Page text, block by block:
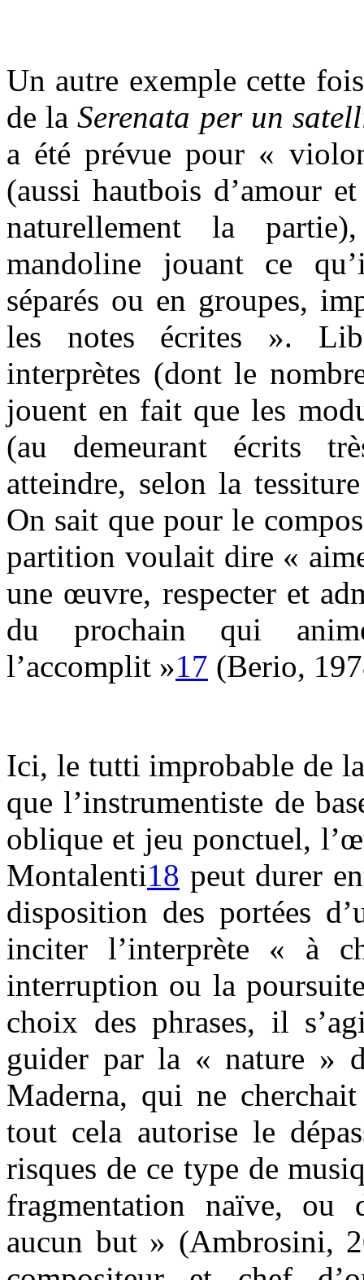
Un autre exemple cette
de laSerenata per un
a été prévue pour «
(aussi hautbois d’amour
naturellement la
mandoline jouant ce
séparés ou en groupes,
les notes écrites ».
interprètes (dont le
jouent en fait que les
(au demeurant écrits
atteindre, selon la
On sait que pour le
partition voulait dire «
une œuvre, respecter et
du prochain qui
l’accomplit »17 (Berio,
Ici, le tutti improbable de
que l’instrumentiste de
oblique et jeu ponctuel,
Montalenti18 peut durer
disposition des portées
inciter l’interprète « à
interruption ou la
choix des phrases, il
guider par la « nature »
Maderna, qui ne
tout cela autorise le
risques de ce type de
fragmentation naïve, ou
aucun but » (Ambrosini,